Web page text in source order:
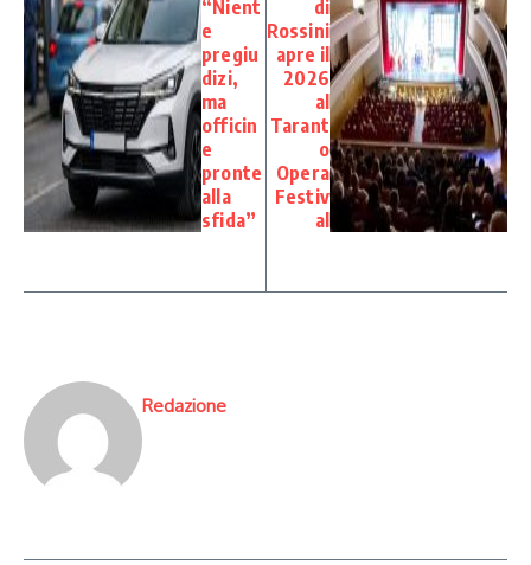
“Nient
e
pregiu
dizi,
ma
officin
e
pronte
alla
sfida”
di
Rossini
apre il
2026
al
Tarant
o
Opera
Festiv
al
Redazione